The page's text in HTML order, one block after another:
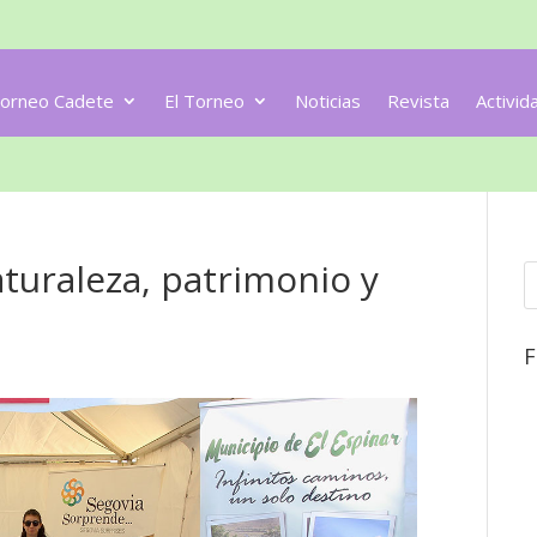
Cadete El Torneo Noticias Revista
patrimonio y